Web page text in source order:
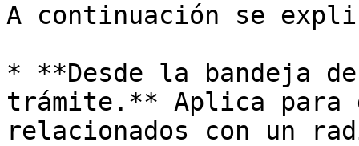
A continuación se
* **Desde la bandeja
trámite.** Aplica para
relacionados con un